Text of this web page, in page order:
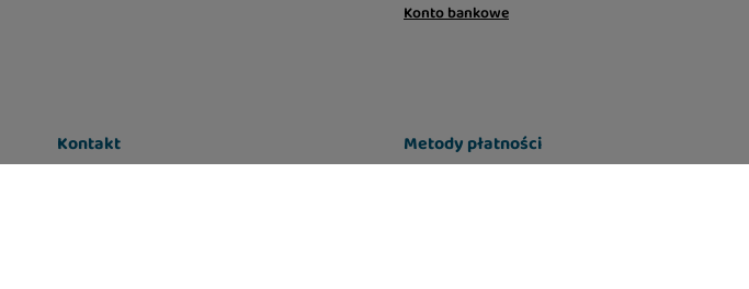
Konto bankowe
Kontakt Metody płatności